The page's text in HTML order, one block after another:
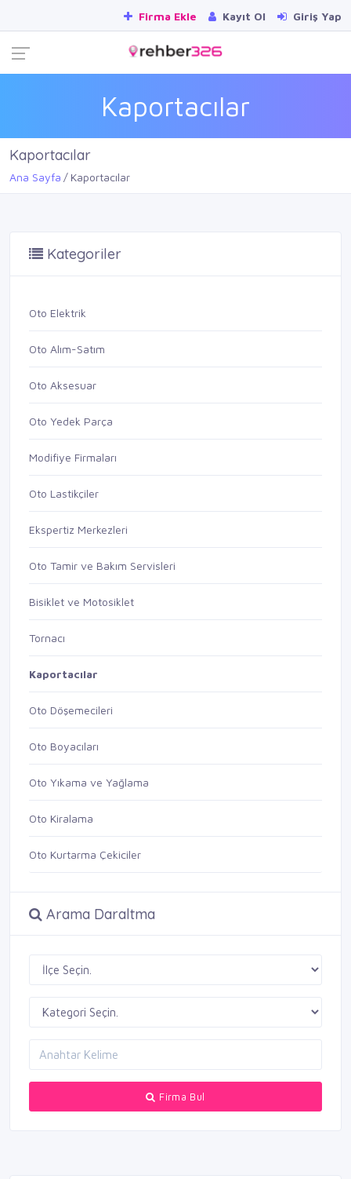
Firma Ekle Kayıt Ol Giriş Yap
Kaportacılar
Kaportacılar
Ana Sayfa Kaportacılar
Kategoriler
Oto Elektrik
Oto Alım-Satım
Oto Aksesuar
Oto Yedek Parça
Modifiye Firmaları
Oto Lastikçiler
Ekspertiz Merkezleri
Oto Tamir ve Bakım Servisleri
Bisiklet ve Motosiklet
Tornacı
Kaportacılar
Oto Döşemecileri
Oto Boyacıları
Oto Yıkama ve Yağlama
Oto Kiralama
Oto Kurtarma Çekiciler
Arama Daraltma
Firma Bul